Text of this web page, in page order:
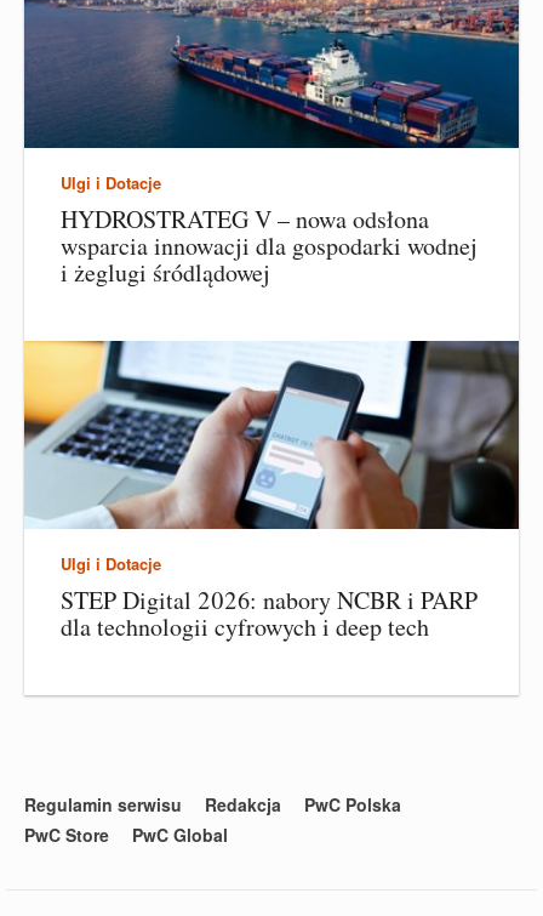
Ulgi i Dotacje
HYDROSTRATEG V – nowa odsłona
wsparcia innowacji dla gospodarki wodnej
i żeglugi śródlądowej
Ulgi i Dotacje
STEP Digital 2026: nabory NCBR i PARP
dla technologii cyfrowych i deep tech
Regulamin serwisu Redakcja
PwC Polska
PwC Store
PwC Global